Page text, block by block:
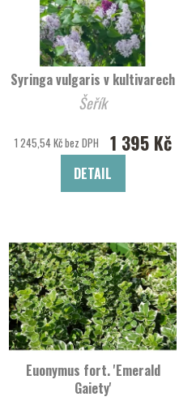
Syringa vulgaris v kultivarech
Šeřík
1 245,54 Kč bez DPH 1 395 Kč
DETAIL
Euonymus fort. 'Emerald
Gaiety'